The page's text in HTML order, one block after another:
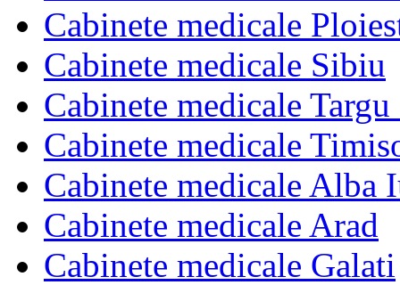
Cabinete medicale
Cabinete medicale Sibiu
Cabinete medicale
Cabinete medicale
Cabinete medicale Alba
Cabinete medicale Arad
Cabinete medicale Galati